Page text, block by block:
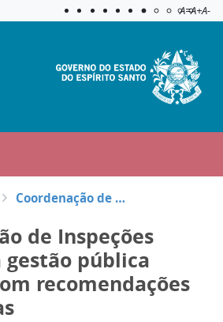
Aplicar
A=A+A-
Coordenação de Inspeções fortalece a gestão pública capixaba com recomendações estratégicas
de Inspeções
pública
recomendações